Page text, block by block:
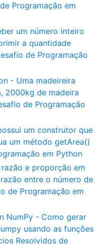
Programação em
um número inteiro
a quantidade
de Programação
- Uma madeireira
2000kg de madeira
de Programação
um construtor que
um método getArea()
em Python
e proporção em
entre o número de
de Programação em
NumPy - Como gerar
usando as funções
Resolvidos de